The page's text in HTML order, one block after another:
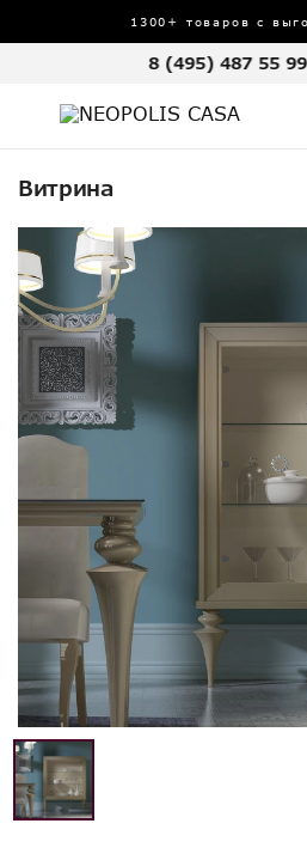
1300+ товаров с
8 (495) 487 55 99
Витрина